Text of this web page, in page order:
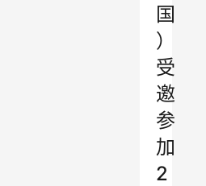
国
）
受
邀
参
加
2